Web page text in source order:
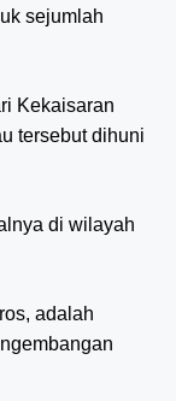
sejumlah
Kekaisaran
tersebut dihuni
di wilayah
adalah